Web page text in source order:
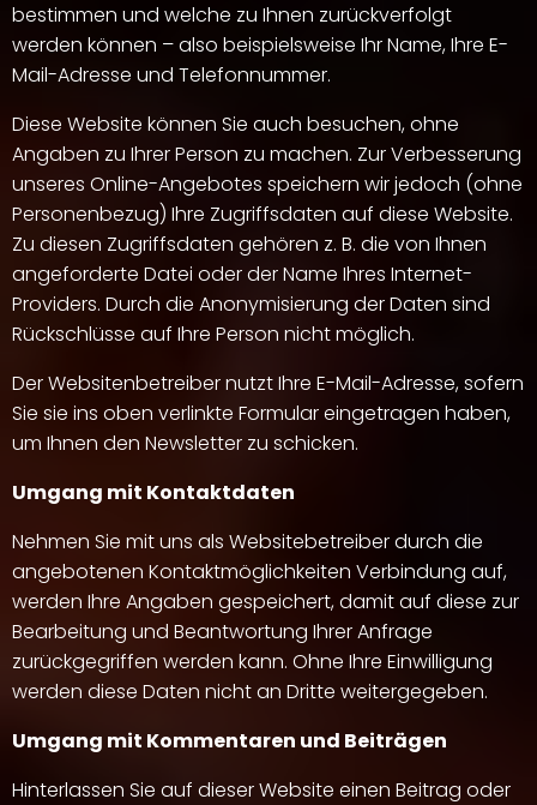
bestimmen und welche zu Ihnen zurückverfolgt
werden können – also beispielsweise Ihr Name, Ihre E-
Mail-Adresse und Telefonnummer.
Diese Website können Sie auch besuchen, ohne
Angaben zu Ihrer Person zu machen. Zur Verbesserung
unseres Online-Angebotes speichern wir jedoch (ohne
Personenbezug) Ihre Zugriffsdaten auf diese Website.
Zu diesen Zugriffsdaten gehören z. B. die von Ihnen
angeforderte Datei oder der Name Ihres Internet-
Providers. Durch die Anonymisierung der Daten sind
Rückschlüsse auf Ihre Person nicht möglich.
Der Websitenbetreiber nutzt Ihre E-Mail-Adresse, sofern
Sie sie ins oben verlinkte Formular eingetragen haben,
um Ihnen den Newsletter zu schicken.
Umgang mit Kontaktdaten
Nehmen Sie mit uns als Websitebetreiber durch die
angebotenen Kontaktmöglichkeiten Verbindung auf,
werden Ihre Angaben gespeichert, damit auf diese zur
Bearbeitung und Beantwortung Ihrer Anfrage
zurückgegriffen werden kann. Ohne Ihre Einwilligung
werden diese Daten nicht an Dritte weitergegeben.
Umgang mit Kommentaren und Beiträgen
Hinterlassen Sie auf dieser Website einen Beitrag oder